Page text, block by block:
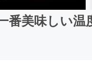
番美味しい